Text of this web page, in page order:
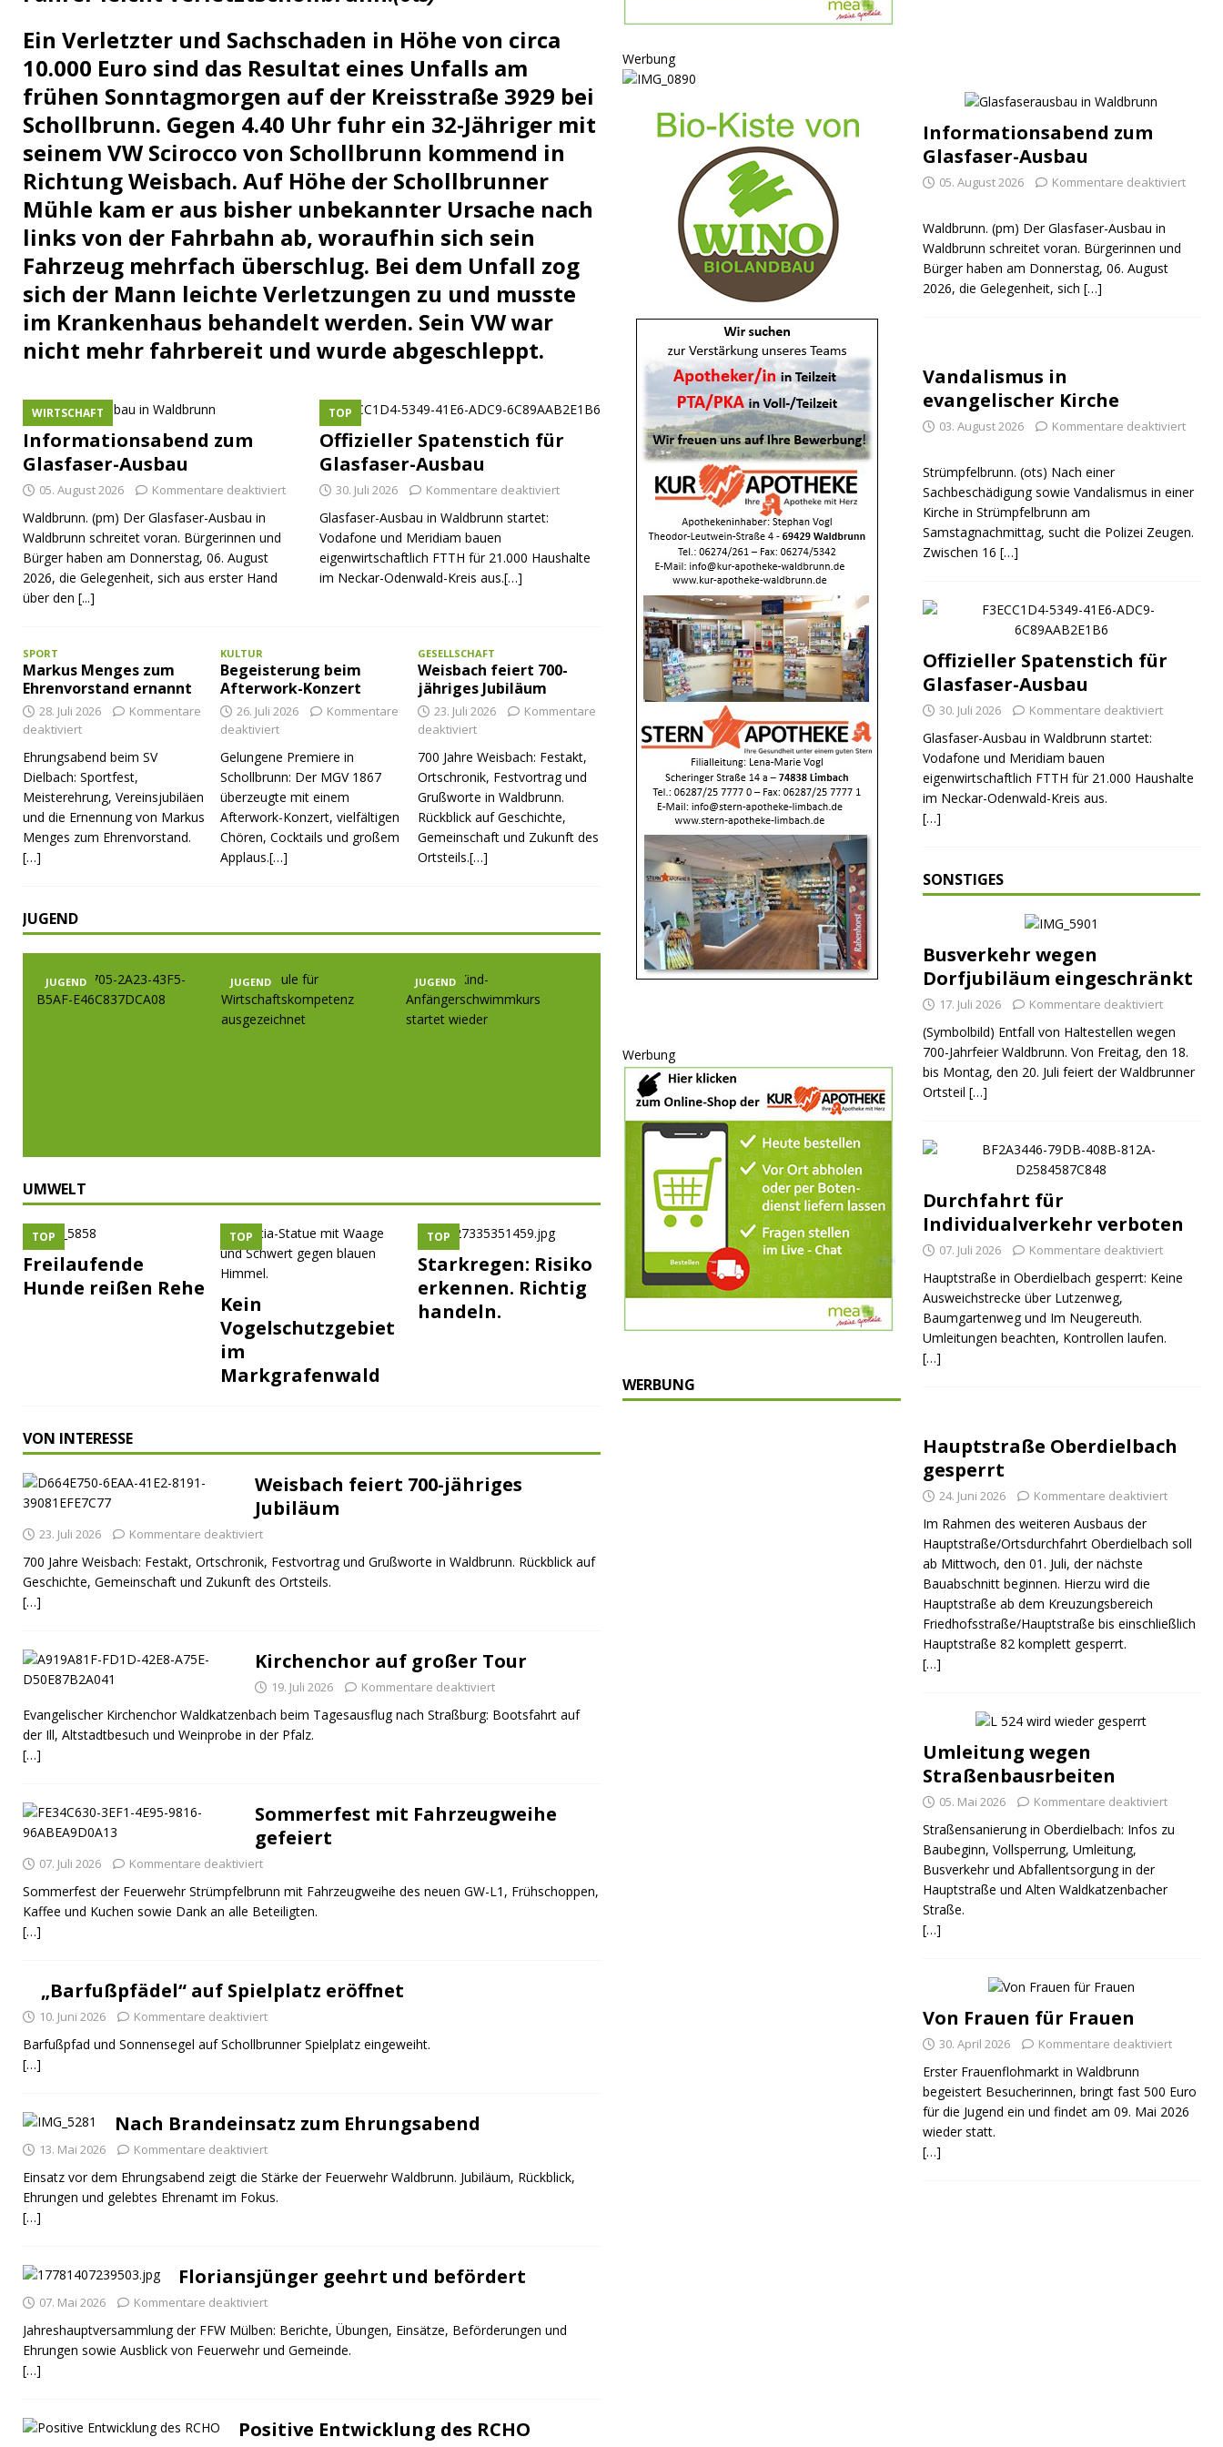
KULTUR
[ 07. Juli 2026 ] Sommerfest mit Fahrzeugweihe gefeiert
GESELLSCHAFT
[ 07. Juli 2026 ]
Durchfahrt für Individualverkehr verboten
SONSTIGES
[ 05. August 2026 ] Informationsabend zum Glasfaser-Ausbau
WIRTSCHAFT
[ 03. August 2026 ] Vandalismus in evangelischer Kirche BLAULICHT
Ein Verletzter und Sachschaden in Höhe von circa
10.000 Euro sind das Resultat eines Unfalls am
frühen Sonntagmorgen auf der Kreisstraße 3929 bei
Schollbrunn. Gegen 4.40 Uhr fuhr ein 32-Jähriger mit
seinem VW Scirocco von Schollbrunn kommend in
Richtung Weisbach. Auf Höhe der Schollbrunner
Mühle kam er aus bisher unbekannter Ursache nach
links von der Fahrbahn ab, woraufhin sich sein
Fahrzeug mehrfach überschlug. Bei dem Unfall zog
sich der Mann leichte Verletzungen zu und musste
im Krankenhaus behandelt werden. Sein VW war
nicht mehr fahrbereit und wurde abgeschleppt.
Informationsabend zum
Glasfaser-Ausbau
WIRTSCHAFT
05. August 2026 Kommentare deaktiviert
Waldbrunn. (pm) Der Glasfaser-Ausbau in
Waldbrunn schreitet voran. Bürgerinnen und
Bürger haben am Donnerstag, 06. August
2026, die Gelegenheit, sich aus erster Hand
über den [...]
Offizieller Spatenstich für
Glasfaser-Ausbau
TOP
30. Juli 2026 Kommentare deaktiviert
Glasfaser-Ausbau in Waldbrunn startet:
Vodafone und Meridiam bauen
eigenwirtschaftlich FTTH für 21.000 Haushalte
im Neckar-Odenwald-Kreis aus.[…]
SPORT
Markus Menges zum
Ehrenvorstand ernannt
28. Juli 2026
Kommentare
deaktiviert
Ehrungsabend beim SV
Dielbach: Sportfest,
Meisterehrung, Vereinsjubiläen
und die Ernennung von Markus
Menges zum Ehrenvorstand.
[…]
KULTUR
Begeisterung beim
Afterwork-Konzert
26. Juli 2026
Kommentare
deaktiviert
Gelungene Premiere in
Schollbrunn: Der MGV 1867
überzeugte mit einem
Afterwork-Konzert, vielfältigen
Chören, Cocktails und großem
Applaus.[…]
GESELLSCHAFT
Weisbach feiert 700-
jähriges Jubiläum
23. Juli 2026
Kommentare
deaktiviert
700 Jahre Weisbach: Festakt,
Ortschronik, Festvortrag und
Grußworte in Waldbrunn.
Rückblick auf Geschichte,
Gemeinschaft und Zukunft des
Ortsteils.[…]
JUGEND
JUGEND JUGEND JUGEND JUGEND JUGEND JUGEND JUGEND
UMWELT
TOP
Freilaufende
Hunde reißen Rehe
TOP
Kein
Vogelschutzgebiet
im
Markgrafenwald
TOP
Starkregen: Risiko
erkennen. Richtig
handeln.
VON INTERESSE
Weisbach feiert 700-jähriges
Jubiläum
23. Juli 2026 Kommentare deaktiviert
700 Jahre Weisbach: Festakt, Ortschronik, Festvortrag und Grußworte in Waldbrunn. Rückblick auf
Geschichte, Gemeinschaft und Zukunft des Ortsteils.
[…]
Kirchenchor auf großer Tour
19. Juli 2026 Kommentare deaktiviert
Evangelischer Kirchenchor Waldkatzenbach beim Tagesausflug nach Straßburg: Bootsfahrt auf
der Ill, Altstadtbesuch und Weinprobe in der Pfalz.
[…]
Sommerfest mit Fahrzeugweihe
gefeiert
07. Juli 2026 Kommentare deaktiviert
Sommerfest der Feuerwehr Strümpfelbrunn mit Fahrzeugweihe des neuen GW-L1, Frühschoppen,
Kaffee und Kuchen sowie Dank an alle Beteiligten.
[…]
„Barfußpfädel“ auf Spielplatz eröffnet
10. Juni 2026 Kommentare deaktiviert
Barfußpfad und Sonnensegel auf Schollbrunner Spielplatz eingeweiht.
[…]
Nach Brandeinsatz zum Ehrungsabend
13. Mai 2026 Kommentare deaktiviert
Einsatz vor dem Ehrungsabend zeigt die Stärke der Feuerwehr Waldbrunn. Jubiläum, Rückblick,
Ehrungen und gelebtes Ehrenamt im Fokus.
[…]
Floriansjünger geehrt und befördert
07. Mai 2026 Kommentare deaktiviert
Jahreshauptversammlung der FFW Mülben: Berichte, Übungen, Einsätze, Beförderungen und
Ehrungen sowie Ausblick von Feuerwehr und Gemeinde.
[…]
Positive Entwicklung des RCHO
Werbung
Werbung
WERBUNG
Informationsabend zum
Glasfaser-Ausbau
05. August 2026 Kommentare deaktiviert
Waldbrunn. (pm) Der Glasfaser-Ausbau in
Waldbrunn schreitet voran. Bürgerinnen und
Bürger haben am Donnerstag, 06. August
2026, die Gelegenheit, sich […]
Vandalismus in
evangelischer Kirche
03. August 2026 Kommentare deaktiviert
Strümpfelbrunn. (ots) Nach einer
Sachbeschädigung sowie Vandalismus in einer
Kirche in Strümpfelbrunn am
Samstagnachmittag, sucht die Polizei Zeugen.
Zwischen 16 […]
Offizieller Spatenstich für
Glasfaser-Ausbau
30. Juli 2026 Kommentare deaktiviert
Glasfaser-Ausbau in Waldbrunn startet:
Vodafone und Meridiam bauen
eigenwirtschaftlich FTTH für 21.000 Haushalte
im Neckar-Odenwald-Kreis aus.
[…]
SONSTIGES
Busverkehr wegen
Dorfjubiläum eingeschränkt
17. Juli 2026 Kommentare deaktiviert
(Symbolbild) Entfall von Haltestellen wegen
700-Jahrfeier Waldbrunn. Von Freitag, den 18.
bis Montag, den 20. Juli feiert der Waldbrunner
Ortsteil […]
Durchfahrt für
Individualverkehr verboten
07. Juli 2026 Kommentare deaktiviert
Hauptstraße in Oberdielbach gesperrt: Keine
Ausweichstrecke über Lutzenweg,
Baumgartenweg und Im Neugereuth.
Umleitungen beachten, Kontrollen laufen.
[…]
Hauptstraße Oberdielbach
gesperrt
24. Juni 2026 Kommentare deaktiviert
Im Rahmen des weiteren Ausbaus der
Hauptstraße/Ortsdurchfahrt Oberdielbach soll
ab Mittwoch, den 01. Juli, der nächste
Bauabschnitt beginnen. Hierzu wird die
Hauptstraße ab dem Kreuzungsbereich
Friedhofsstraße/Hauptstraße bis einschließlich
Hauptstraße 82 komplett gesperrt.
[…]
Umleitung wegen
Straßenbausrbeiten
05. Mai 2026 Kommentare deaktiviert
Straßensanierung in Oberdielbach: Infos zu
Baubeginn, Vollsperrung, Umleitung,
Busverkehr und Abfallentsorgung in der
Hauptstraße und Alten Waldkatzenbacher
Straße.
[…]
Von Frauen für Frauen
30. April 2026 Kommentare deaktiviert
Erster Frauenflohmarkt in Waldbrunn
begeistert Besucherinnen, bringt fast 500 Euro
für die Jugend ein und findet am 09. Mai 2026
wieder statt.
[…]